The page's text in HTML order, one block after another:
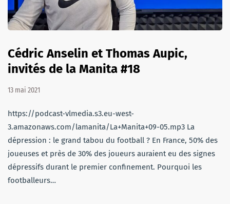
Cédric Anselin et Thomas Aupic,
invités de la Manita #18
13 mai 2021
https://podcast-vlmedia.s3.eu-west-
3.amazonaws.com/lamanita/La+Manita+09-05.mp3 La
dépression : le grand tabou du football ? En France, 50% des
joueuses et près de 30% des joueurs auraient eu des signes
dépressifs durant le premier confinement. Pourquoi les
footballeurs…